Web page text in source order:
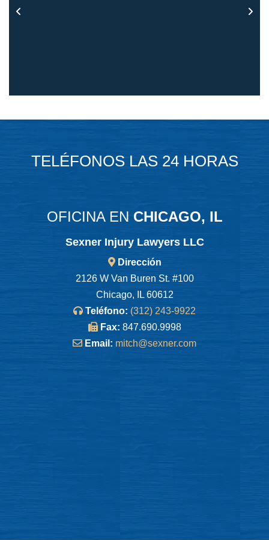
TELÉFONOS LAS 24 HORAS
OFICINA EN CHICAGO, IL
Sexner Injury Lawyers LLC
Dirección
2126 W Van Buren St. #100
Chicago, IL 60612
Teléfono: (312) 243-9922
Fax: 847.690.9998
Email: mitch@sexner.com